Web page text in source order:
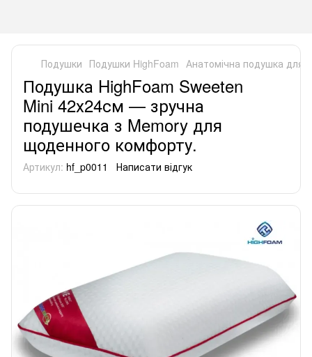
Подушки Подушки HighFoam Анатомічна подушка для
Подушка HighFoam Sweeten
Mini 42х24см — зручна
подушечка з Memory для
щоденного комфорту.
Артикул: hf_p0011 Написати відгук